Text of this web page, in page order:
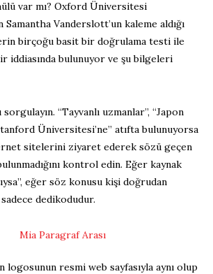
var mı? Oxford Üniversitesi
Samantha Vanderslott’un kaleme aldığı
birçoğu basit bir doğrulama testi ile
iddiasında bulunuyor ve şu bilgeleri
sorgulayın. “Tayvanlı uzmanlar”, “Japon
Üniversitesi’ne” atıfta bulunuyorsa
sitelerini ziyaret ederek sözü geçen
kontrol edin. Eğer kaynak
eğer söz konusu kişi doğrudan
sadece dedikodudur.
logosunun resmi web sayfasıyla aynı olup